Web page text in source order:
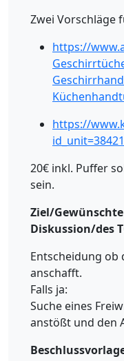
Zwei Vorschläge
https://
https://
20€ inkl. Puffer
sein.
Ziel/
Diskussion/des
Entscheidung ob
anschafft.
Falls ja:
Suche eines
anstößt und den